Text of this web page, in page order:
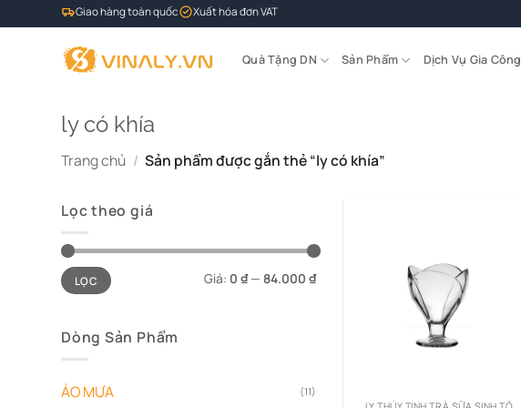
qua
Giao hàng toàn quốc Xuất hóa đơn VAT
Quà Tặng DN Sản Phẩm Dịch Vụ Gia Công
ly có khía
Trang chủ / Sản phẩm được gắn thẻ “ly có khía”
Lọc theo giá
Giá
tối
thiểu
Giá
tối
đa
LỌC Giá: 0 ₫— 84.000 ₫
Dòng Sản Phẩm
ÁO MƯA (11)